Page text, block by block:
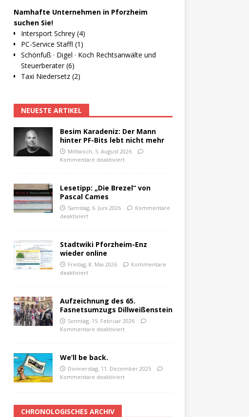
Namhafte Unternehmen in Pforzheim
suchen Sie!
Intersport Schrey (4)
PC-Service Staffl (1)
Schönfuß · Digel · Koch Rechtsanwälte und
Steuerberater (6)
Taxi Niedersetz (2)
NEUESTE ARTIKEL
Besim Karadeniz: Der Mann
hinter PF-Bits lebt nicht mehr
Mittwoch, 5. August 2026
Kommentare deaktiviert
Lesetipp: „Die Brezel“ von
Pascal Cames
Samstag, 6. Juni 2026
Kommentare
deaktiviert
Stadtwiki Pforzheim-Enz
wieder online
Freitag, 8. Mai 2026
Kommentare
deaktiviert
Aufzeichnung des 65.
Fasnetsumzugs Dillweißenstein
Sonntag, 15. Februar 2026
Kommentare deaktiviert
We’ll be back.
Donnerstag, 11. Dezember 2025
Kommentare deaktiviert
CHRONOLOGISCHES ARCHIV